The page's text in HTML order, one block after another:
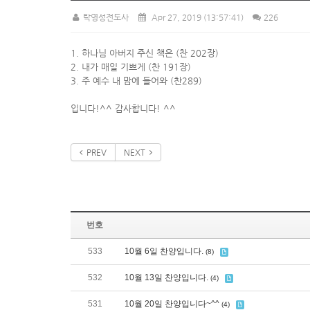
탁영성전도사 Apr 27, 2019 (13:57:41) 226
1. 하나님 아버지 주신 책은 (찬 202장)
2. 내가 매일 기쁘게 (찬 191장)
3. 주 예수 내 맘에 들어와 (찬289)
입니다!^^ 감사합니다! ^^
PREV NEXT
번호
533 10월 6일 찬양입니다. (8)
532 10월 13일 찬양입니다. (4)
531 10월 20일 찬양입니다~^^ (4)